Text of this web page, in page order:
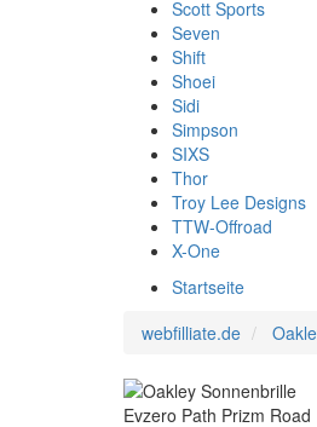
Scott Sports
Seven
Shift
Shoei
Sidi
Simpson
SIXS
Thor
Troy Lee Designs
TTW-Offroad
X-One
Startseite
webfilliate.de